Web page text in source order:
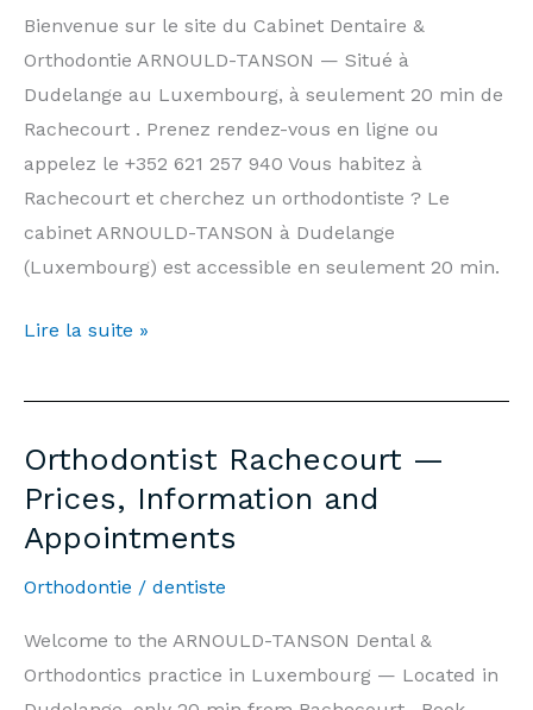
Holidays
|
Arnould-
Tanson
Practice
Luxembourg
Bienvenue sur le site du Cabinet Dentaire &
Orthodontie ARNOULD-TANSON — Situé à
Dudelange au Luxembourg, à seulement 20 min de
Rachecourt . Prenez rendez-vous en ligne ou
appelez le +352 621 257 940 Vous habitez à
Rachecourt et cherchez un orthodontiste ? Le
cabinet ARNOULD-TANSON à Dudelange
(Luxembourg) est accessible en seulement 20 min.
Orthodontiste
—
Informations
et
Rendez-
Lire la suite »
Orthodontist Rachecourt —
Prices, Information and
Appointments
Orthodontie / dentiste
Welcome to the ARNOULD-TANSON Dental &
Orthodontics practice in Luxembourg — Located in